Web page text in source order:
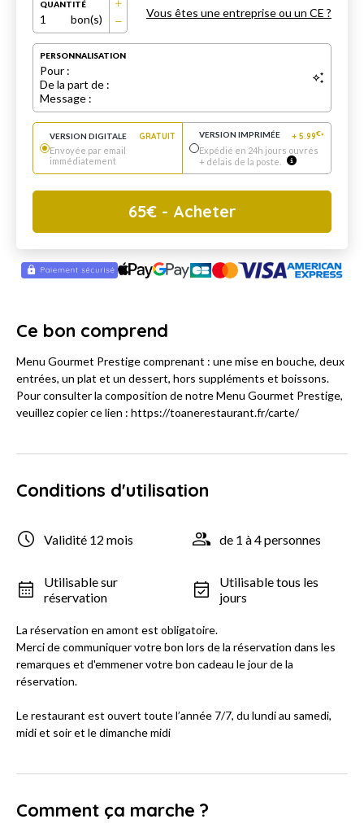
QUANTITÉ
1 bon(s) Vous êtes une entreprise ou un CE ?
PERSONNALISATION
Pour :
De la part de :
Message :
VERSION DIGITALE
GRATUIT
Envoyée par email
immédiatement
VERSION IMPRIMÉE + 5.99€*
Expédié en 24h jours ouvrés
+ délais de la poste.
65€- Acheter
Ce bon comprend
Menu Gourmet Prestige comprenant : une mise en bouche, deux
entrées, un plat et un dessert, hors suppléments et boissons.
Pour consulter la composition de notre Menu Gourmet Prestige,
veuillez copier ce lien : https://toanerestaurant.fr/carte/
Conditions d'utilisation
Validité 12 mois de 1 à 4 personnes
Utilisable sur
réservation
Utilisable tous les
jours
La réservation en amont est obligatoire.
Merci de communiquer votre bon lors de la réservation dans les
remarques et d'emmener votre bon cadeau le jour de la
réservation.
Le restaurant est ouvert toute l’année 7/7, du lundi au samedi,
midi et soir et le dimanche midi
Comment ça marche ?